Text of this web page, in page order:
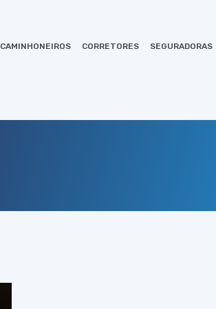
CAMINHONEIROS CORRETORES SEGURADORAS